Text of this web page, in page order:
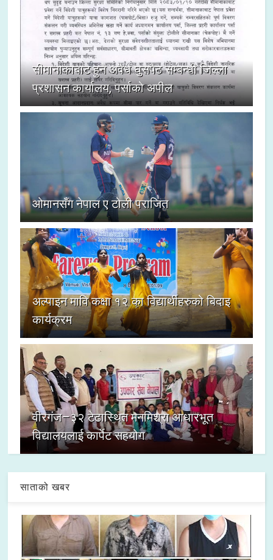
सीमानाकाबाट हुने अवैध घुसपैठ सम्बन्धी जिल्ला
प्रशासन कार्यालय, पर्साको अपील
ओमानसँग नेपाल ए टोली पराजित
अल्पाइन मावि कक्षा १२ का विद्यार्थीहरुको बिदाइ
कार्यक्रम
वीरगंज–३२ टेढास्थित मनमिश्रा आधारभूत
विद्यालयलाई कार्पेट सहयोग
साताको खबर